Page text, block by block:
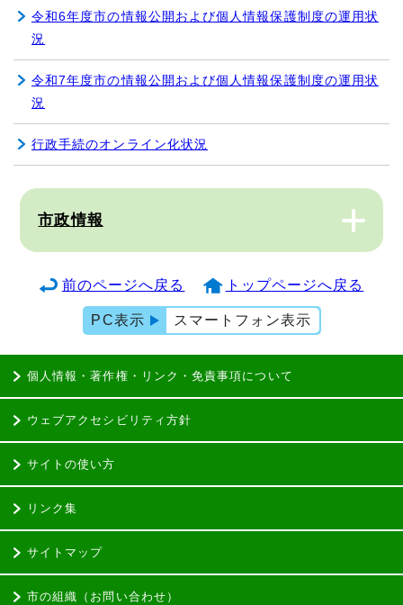
令和6年度市の情報公開および個人情報保護制度の運用状
況
令和7年度市の情報公開および個人情報保護制度の運用状
況
行政手続のオンライン化状況
市政情報
前のページへ戻る トップページへ戻る
PC表示 スマートフォン表示
個人情報・著作権・リンク・免責事項について
ウェブアクセシビリティ方針
サイトの使い方
リンク集
サイトマップ
市の組織（お問い合わせ）